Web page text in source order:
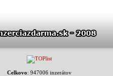
Celkovo: 947006 inzerátov